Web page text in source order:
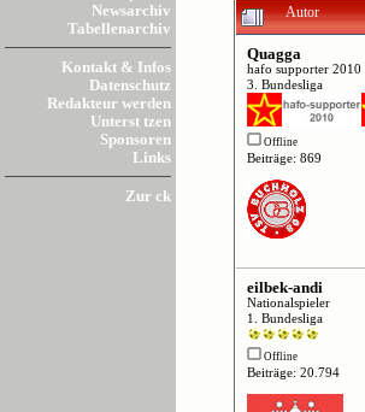
Newsarchiv
Tabellenarchiv
Kontakt & Infos
Datenschutz
Redakteur werden
Unterst tzen
Sponsoren
Links
Zur ck
Autor
Quagga
hafo supporter 2010
3. Bundesliga
Offline
Beiträge: 869
eilbek-andi
Nationalspieler
1. Bundesliga
Offline
Beiträge: 20.794